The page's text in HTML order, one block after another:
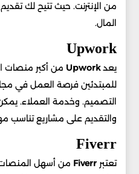
من الإنترنت. حيث تتيح لك
المال.
Upwork
يعدUpwork من أكبر منصات
للمبتدئين فرصة العمل في
التصميم. وخدمة العملاء.
والتقديم على مشاريع تناسب
Fiverr
تعتبرFiverr من أسهل